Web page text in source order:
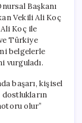
Başkanı
Vekili Ali Koç
Koç ile
Türkiye
belgelerle
vurguladı.
başarı, kişisel
dostlukların
olur”